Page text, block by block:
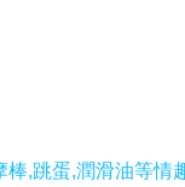
,跳蛋,潤滑油等情